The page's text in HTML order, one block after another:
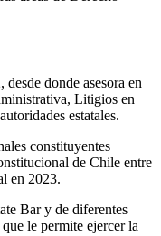
donde asesora en
Litigios en
estatales.
constituyentes
de Chile entre
en 2023.
Bar y de diferentes
le permite ejercer la